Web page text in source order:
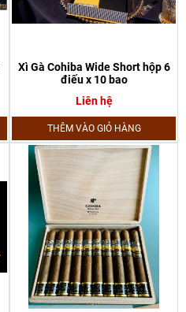
Xì Gà Cohiba Wide Short hộp 6
điếu x 10 bao
Liên hệ
THÊM VÀO GIỎ HÀNG